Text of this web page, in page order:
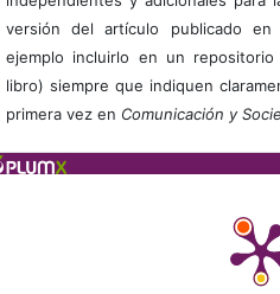
versión del artículo publicado en
ejemplo incluirlo en un
libro) siempre que indiquen
primera vez en Comunicación y